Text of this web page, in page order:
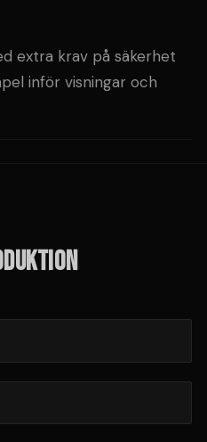
extra krav på säkerhet
inför visningar och